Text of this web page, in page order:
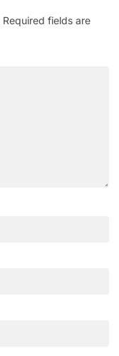
Required fields are